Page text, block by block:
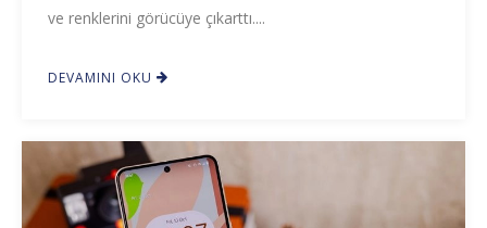
ve renklerini görücüye çıkarttı....
DEVAMINI OKU